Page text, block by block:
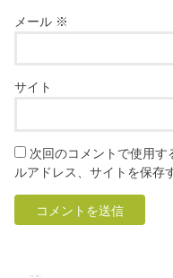
メール ※
サイト
次回のコメントで使用
ルアドレス、サイトを保存